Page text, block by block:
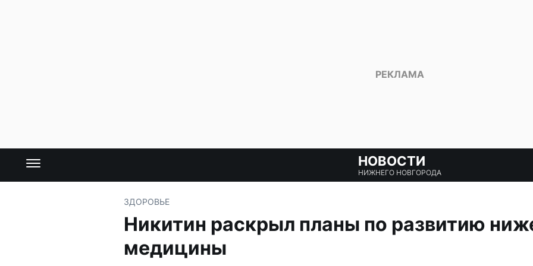
НОВОСТИ
НИЖНЕГО НОВГОРОДА
ЗДОРОВЬЕ
Никитин раскрыл планы по развитию
медицины